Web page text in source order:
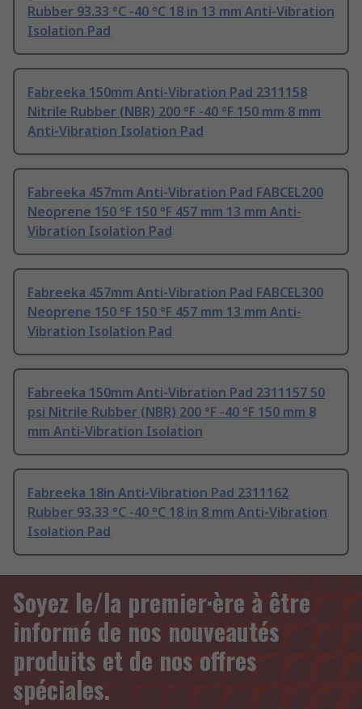
Rubber 93.33 °C -40 °C 18 in 13 mm Anti-Vibration
Isolation Pad
Fabreeka 150mm Anti-Vibration Pad 2311158
Nitrile Rubber (NBR) 200 °F -40 °F 150 mm 8 mm
Anti-Vibration Isolation Pad
Fabreeka 457mm Anti-Vibration Pad FABCEL200
Neoprene 150 °F 150 °F 457 mm 13 mm Anti-
Vibration Isolation Pad
Fabreeka 457mm Anti-Vibration Pad FABCEL300
Neoprene 150 °F 150 °F 457 mm 13 mm Anti-
Vibration Isolation Pad
Fabreeka 150mm Anti-Vibration Pad 2311157 50
psi Nitrile Rubber (NBR) 200 °F -40 °F 150 mm 8
mm Anti-Vibration Isolation
Fabreeka 18in Anti-Vibration Pad 2311162
Rubber 93.33 °C -40 °C 18 in 8 mm Anti-Vibration
Isolation Pad
Soyez le/la premier·ère à être
informé de nos nouveautés
produits et de nos offres
spéciales.